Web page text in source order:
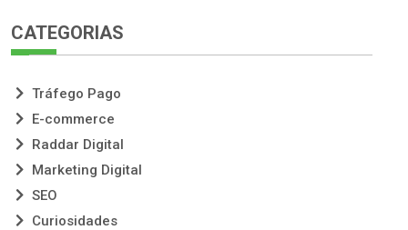
CATEGORIAS
Tráfego Pago
E-commerce
Raddar Digital
Marketing Digital
SEO
Curiosidades